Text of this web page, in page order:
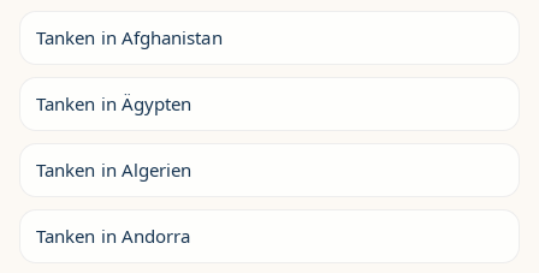
Tanken in Afghanistan
Tanken in Ägypten
Tanken in Algerien
Tanken in Andorra